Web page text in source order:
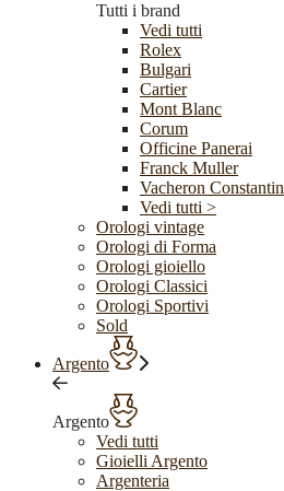
Tutti i brand
Vedi tutti
Rolex
Bulgari
Cartier
Mont Blanc
Corum
Officine Panerai
Franck Muller
Vacheron Constantin
Vedi tutti >
Orologi vintage
Orologi di Forma
Orologi gioiello
Orologi Classici
Orologi Sportivi
Sold
Argento
Argento
Vedi tutti
Gioielli Argento
Argenteria